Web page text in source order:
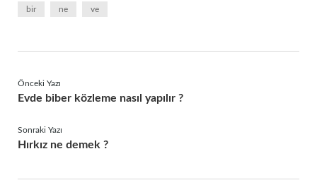
bir ne ve
Önceki Yazı
Evde biber közleme nasıl yapılır ?
Sonraki Yazı
Hırkız ne demek ?